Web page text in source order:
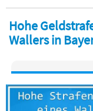
Hohe
Wallers in